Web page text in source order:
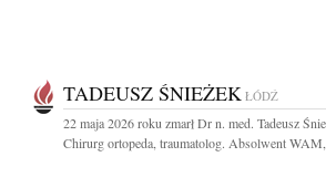
TADEUSZ ŚNIEŻEK ŁÓDŹ
22 maja 2026 roku zmarł Dr n. med. Tadeusz
Chirurg ortopeda, traumatolog. Absolwent